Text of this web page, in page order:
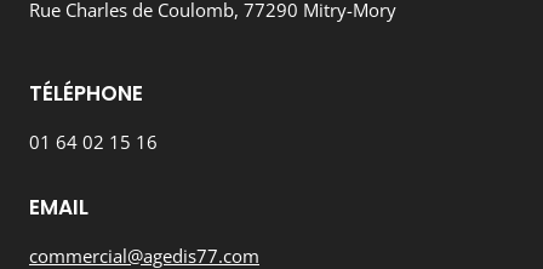
Rue Charles de Coulomb, 77290 Mitry-Mory
TÉLÉPHONE
01 64 02 15 16
EMAIL
commercial@agedis77.com